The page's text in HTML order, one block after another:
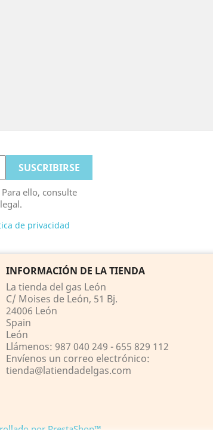
ello, consulte
de privacidad
INFORMACIÓN DE LA TIENDA
La tienda del gas León
C/ Moises de León, 51 Bj.
24006 León
Spain
León
Llámenos: 987 040 249 - 655 829 112
Envíenos un correo electrónico:
tienda@latiendadelgas.com